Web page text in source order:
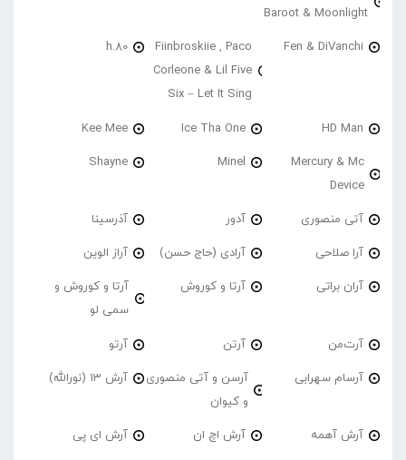
Baroot & Moonlight
Fen & DiVanchi
Fiinbroskiie , Paco
Corleone & Lil Five
Six – Let It Sing
h.80
HD Man
Ice Tha One
Kee Mee
Mercury & Mc
Device
Minel
Shayne
آتی منصوری آدور آذرسینا
آرا صلاحی آرادی (حاج حسن) آراز الوین
آران براتی آرتا و کوروش
آرتا و کوروش و
سمی لو
آرت‌من آرتن آرتو
آرسام سهرابی
آرسن و آتی منصوری
و کیوان
آرش 13 (نورالله)
آرش آهمه آرش اچ ان آرش ای پی